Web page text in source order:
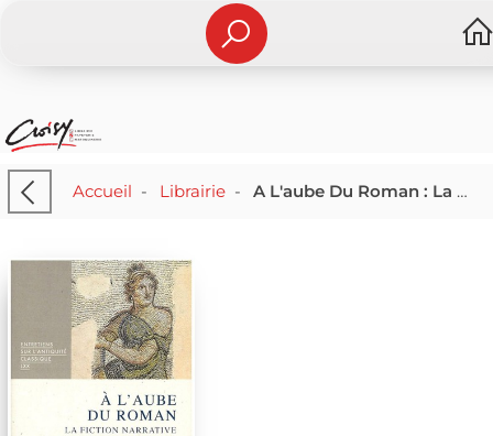
Accueil - Librairie- A L'aube Du Roman : La Fiction Narrative Au Siecle D'auguste (edition 2025)